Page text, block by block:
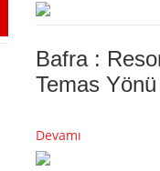
Bafra :
Temas Yönü
Devamı